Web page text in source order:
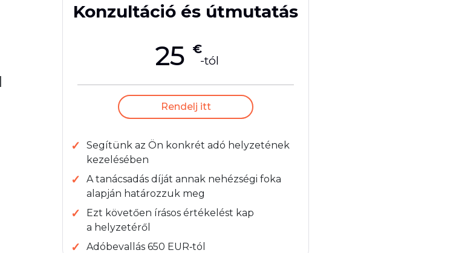
Konzultáció és útmutatás
25 €
-tól
Rendelj itt
Segítünk az Ön konkrét adó helyzetének
kezelésében
A tanácsadás díját annak nehézségi foka
alapján határozzuk meg
Ezt követően írásos értékelést kap
a helyzetéről
Adóbevallás 650 EUR‑tól